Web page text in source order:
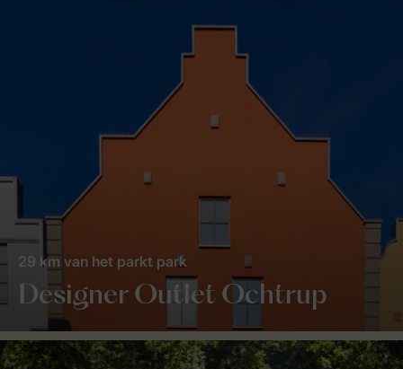
Designer Outlet Ochtrup
29 km van het parkt park